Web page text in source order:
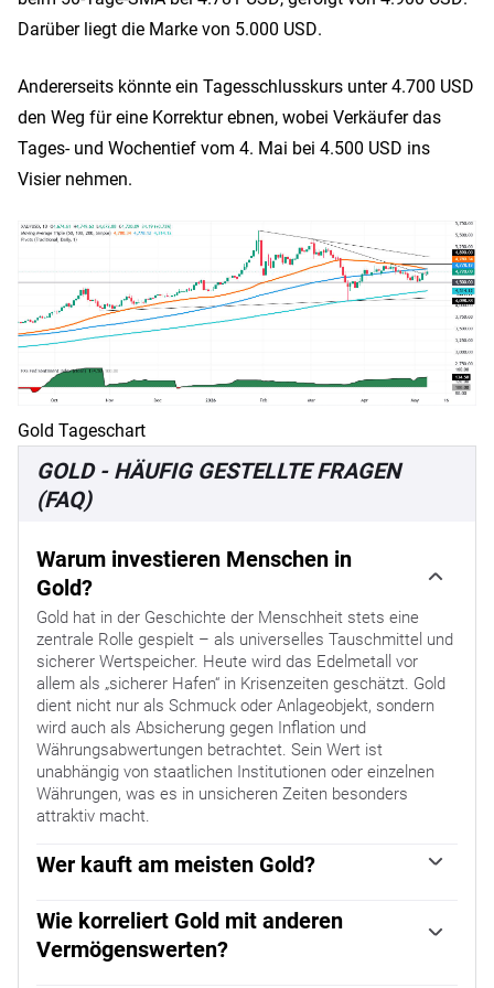
Darüber liegt die Marke von 5.000 USD.
Andererseits könnte ein Tagesschlusskurs unter 4.700 USD
den Weg für eine Korrektur ebnen, wobei Verkäufer das
Tages- und Wochentief vom 4. Mai bei 4.500 USD ins
Visier nehmen.
Gold Tageschart
GOLD - HÄUFIG GESTELLTE FRAGEN
(FAQ)
Warum investieren Menschen in
Gold?
Gold hat in der Geschichte der Menschheit stets eine
zentrale Rolle gespielt – als universelles Tauschmittel und
sicherer Wertspeicher. Heute wird das Edelmetall vor
allem als „sicherer Hafen“ in Krisenzeiten geschätzt. Gold
dient nicht nur als Schmuck oder Anlageobjekt, sondern
wird auch als Absicherung gegen Inflation und
Währungsabwertungen betrachtet. Sein Wert ist
unabhängig von staatlichen Institutionen oder einzelnen
Währungen, was es in unsicheren Zeiten besonders
attraktiv macht.
Wer kauft am meisten Gold?
weltweit. Um ihre Währungen in Krisenzeiten zu stützen,
kaufen sie Gold, um die wirtschaftliche Stabilität und das
Vertrauen in ihre Währungen zu stärken. 2022 kauften
Wie korreliert Gold mit anderen
Vermögenswerten?